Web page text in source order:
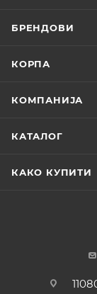
БРЕНДОВИ
КОРПА
КОМПАНИЈА
КАТАЛОГ
КАКО КУПИТИ